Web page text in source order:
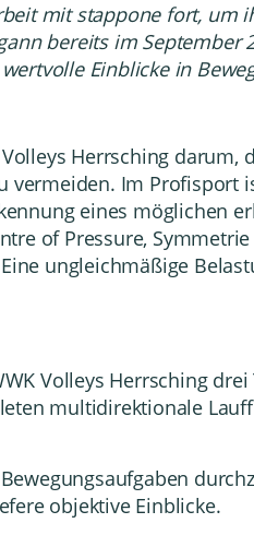
mit stappone fort, um
bereits im September
Einblicke in
Herrsching darum,
vermeiden. Im Profisport
eines möglichen
of Pressure,
Eine ungleichmäßige
Volleys Herrsching
multidirektionale
objektive Einblicke.